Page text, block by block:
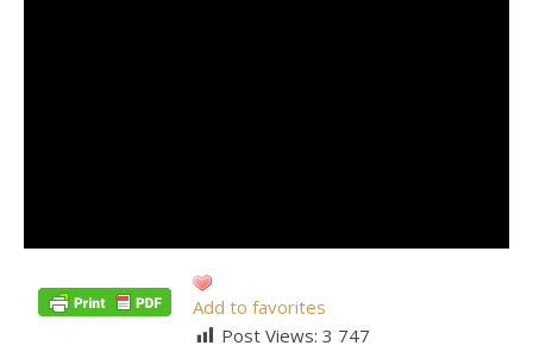
Add to favorites
Post Views: 3 747